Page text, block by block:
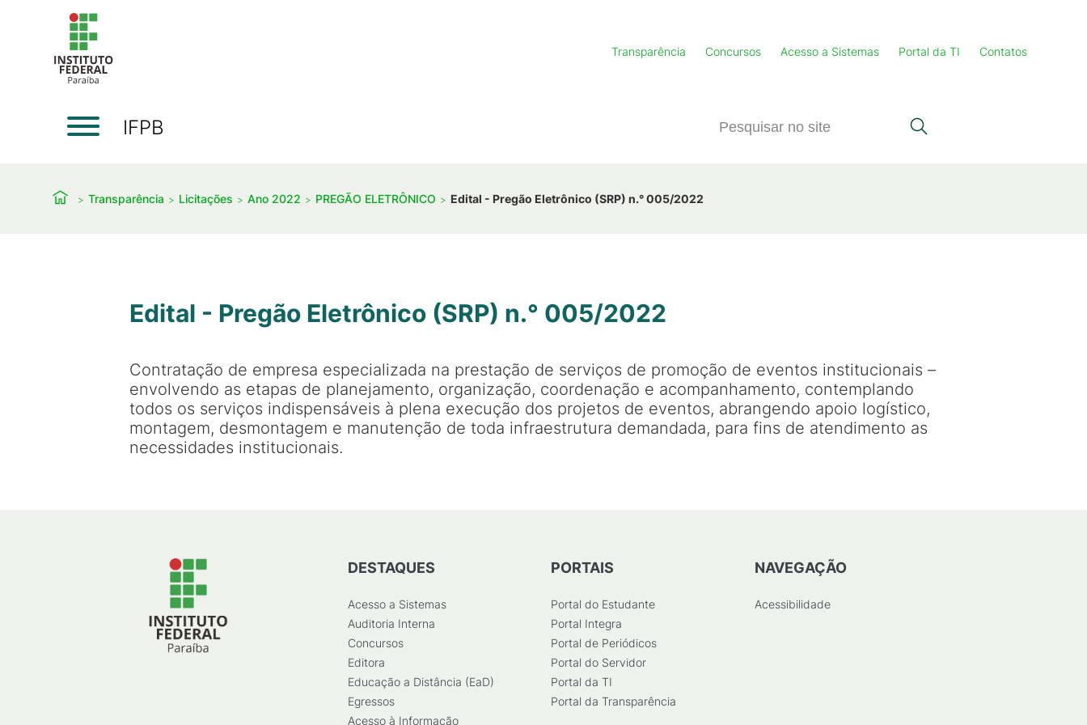
Transparência Concursos Acesso a Sistemas Portal da TI Contatos
IFPB
Transparência Licitações Ano 2022 PREGÃO ELETRÔNICO Edital - Pregão Eletrônico (SRP) n.° 005/2022
Edital - Pregão Eletrônico (SRP) n.° 005/2022
Contratação de empresa especializada na prestação de serviços de promoção de eventos institucionais –
envolvendo as etapas de planejamento, organização, coordenação e acompanhamento, contemplando
todos os serviços indispensáveis à plena execução dos projetos de eventos, abrangendo apoio logístico,
montagem, desmontagem e manutenção de toda infraestrutura demandada, para fins de atendimento as
necessidades institucionais.
DESTAQUES
Acesso a Sistemas
Auditoria Interna
Concursos
Editora
Educação a Distância (EaD)
Egressos
Acesso à Informação
PORTAIS
Portal do Estudante
Portal Integra
Portal de Periódicos
Portal do Servidor
Portal da TI
Portal da Transparência
NAVEGAÇÃO
Acessibilidade